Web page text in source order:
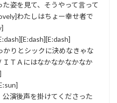
姿を見て、そうやって言って
わたしはちょー幸せ者で
りとシックに決めなきゃな
ＴＡにはなかなかなかなか
演後声を掛けてくださった